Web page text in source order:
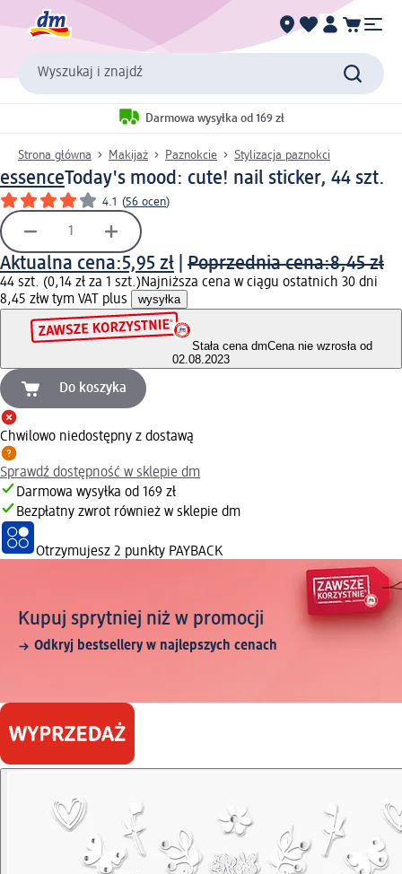
Wyszukaj i znajdź
Darmowa wysyłka od 169 zł
Strona główna Makijaż Paznokcie Stylizacja paznokci
essenceToday's mood: cute! nail sticker, 44 szt.
4.1 (56 ocen)
Aktualna cena:5,95 zł Poprzednia cena:8,45 zł
44 szt. (0,14 zł za 1 szt.)Najniższa cena w ciągu ostatnich 30 dni
8,45 złw tym VAT plus wysyłka
Stała cena dmCena nie wzrosła od
02.08.2023
Do koszyka
Chwilowo niedostępny z dostawą
Sprawdź dostępność w sklepie dm
Darmowa wysyłka od 169 zł
Bezpłatny zwrot również w sklepie dm
Otrzymujesz 2 punkty PAYBACK
Kupuj sprytniej niż w promocji
Odkryj bestsellery w najlepszych cenach